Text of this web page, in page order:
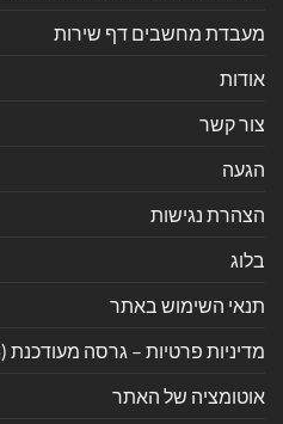
מעבדת מחשבים דף שירות
אודות
צור קשר
הגעה
הצהרת נגישות
בלוג
תנאי השימוש באתר
מדיניות פרטיות – גרסה מעודכנת (2025)
אוטומציה של האתר